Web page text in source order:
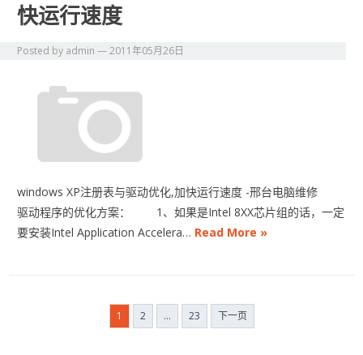
快运行速度
Posted by admin —2011年05月26日
windows XP注册表与驱动优化,加快运行速度 -邢台电脑维修
驱动程序的优化方案： 1、如果是Intel 8XX芯片组的话，一定
要安装Intel Application Accelera… Read More »
1 2 … 23 下一页